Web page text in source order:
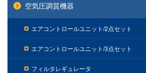
空気圧調質機器
エアコントロールユニット/2点セット
エアコントロールユニット/3点セット
フィルタレギュレータ